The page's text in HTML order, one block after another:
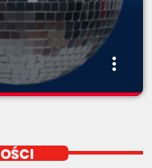
more_vert